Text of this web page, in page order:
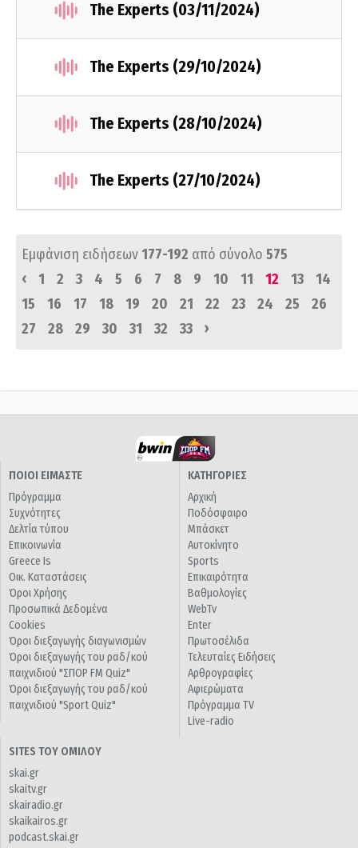
The Experts (03/11/2024)
The Experts (29/10/2024)
The Experts (28/10/2024)
The Experts (27/10/2024)
Εμφάνιση ειδήσεων177-192 από σύνολο 575
‹
1 2 3 4 5 6 7 8 9 10 11 12 13
14
15
16 17 18 19 20 21 22 23 24 25
26
27
28 29 30 31 32 33 ›
ΠΟΙΟΙ ΕΙΜΑΣΤΕ
Πρόγραμμα
Συχνότητες
Δελτία τύπου
Επικοινωνία
Greece Is
Οικ. Καταστάσεις
Όροι Χρήσης
Προσωπικά Δεδομένα
Cookies
Όροι διεξαγωγής διαγωνισμών
Όροι διεξαγωγής του ραδ/κού
παιχνιδιού "ΣΠΟΡ FM Quiz"
Όροι διεξαγωγής του ραδ/κού
παιχνιδιού "Sport Quiz"
ΚΑΤΗΓΟΡΙΕΣ
Αρχική
Ποδόσφαιρο
Μπάσκετ
Αυτοκίνητο
Sports
Επικαιρότητα
Βαθμολογίες
WebTv
Enter
Πρωτοσέλιδα
Τελευταίες Ειδήσεις
Αρθρογραφίες
Αφιερώματα
Πρόγραμμα TV
Live-radio
SITES ΤΟΥ ΟΜΙΛΟΥ
skai.gr
skaitv.gr
skairadio.gr
skaikairos.gr
podcast.skai.gr